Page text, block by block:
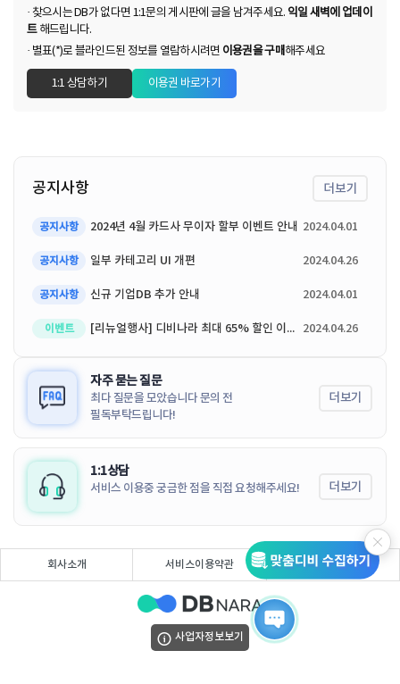
· 찾으시는 DB가 없다면 1:1문의 게시판에 글을 남겨주세요. 익일 새벽에 업데이
트해드립니다.
· 별표(*)로 블라인드된 정보를 열람하시려면 이용권을 구매 해주세요
1:1 상담하기 이용권 바로가기
공지사항 더보기
공지사항 2024년 4월 카드사 무이자 할부 이벤트 안내 2024.04.01
공지사항 일부 카테고리 UI 개편 2024.04.26
공지사항 신규 기업DB 추가 안내 2024.04.01
이벤트 [리뉴얼행사] 디비나라 최대 65% 할인 이벤트 2024.04.26
자주 묻는 질문
최다 질문을 모았습니다 문의 전
필독부탁드립니다!
더보기
1:1상담
서비스 이용중 궁금한 점을 직접 요청해주세요! 더보기
회사소개 서비스이용약관 개인정보처리방침
사업자정보보기